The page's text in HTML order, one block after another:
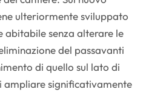
ulteriormente sviluppato
abitabile senza alterare le
del passavanti
di quello sul lato di
significativamente